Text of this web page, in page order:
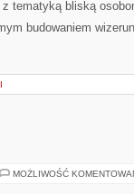
tematyką bliską
budowaniem
MOŻLIWOŚĆ